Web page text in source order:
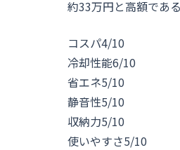
約33万円と高額であ
コスパ4/10
冷却性能6/10
省エネ5/10
静音性5/10
収納力5/10
使いやすさ5/10